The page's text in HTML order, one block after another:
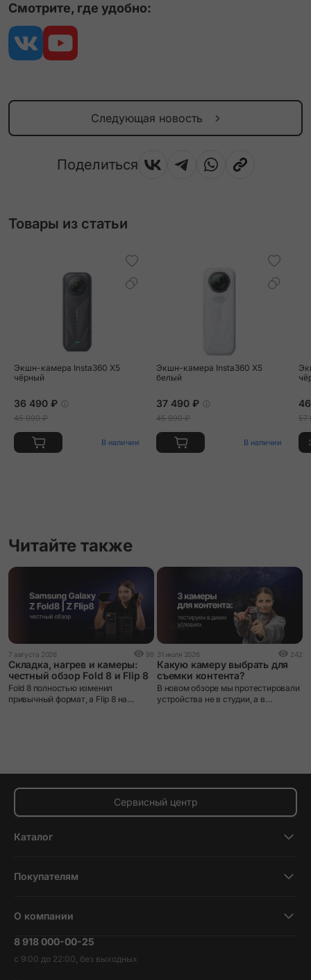
Смотрите, где удобно:
Следующая новость
Поделиться
Товары из статьи
Экшн-камера Insta360 X5
чёрный
36 490 ₽
45 990 ₽
В наличии
Экшн-камера Insta360 X5
белый
37 490 ₽
45 990 ₽
В наличии
57
Читайте также
7 августа 2026 99
Складка, нагрев и камеры:
честный обзор Fold 8 и Flip 8
Fold 8 полностью изменил
привычный формат, а Flip 8 на
31 июля 2026 242
Какую камеру выбрать для
съемки контента?
В новом обзоре мы протестировали
устройства не в студии, а в
Сервисный центр
Каталог
Планшеты
Наушники и колонки
Покупателям
Трейд-ин
Гарантия и возврат
О компании
Вакансии
Контакты
8 918 000-00-25
с 9:00 до 22:00, без выходных